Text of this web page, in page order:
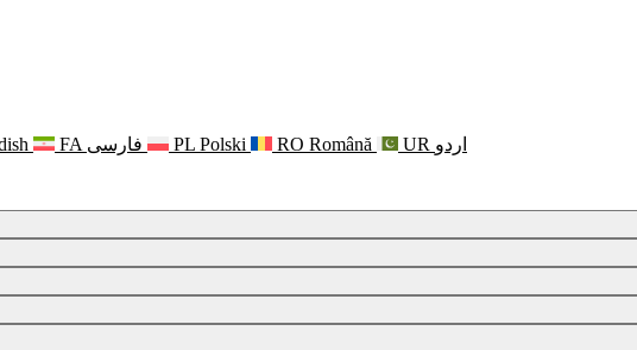
FA فارسی PL Polski RO Română UR اردو